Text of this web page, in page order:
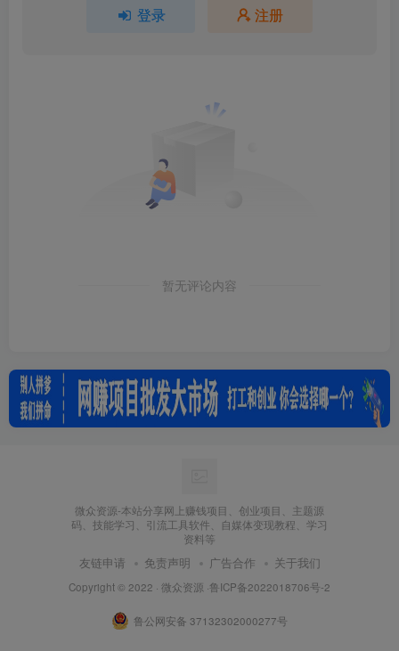
登录 注册
暂无评论内容
微众资源-本站分享网上赚钱项目、创业项目、主题源
码、技能学习、引流工具软件、自媒体变现教程、学习
资料等
友链申请 免责声明 广告合作 关于我们
Copyright © 2022 · 微众资源 ·鲁ICP备2022018706号-2
鲁公网安备 37132302000277号